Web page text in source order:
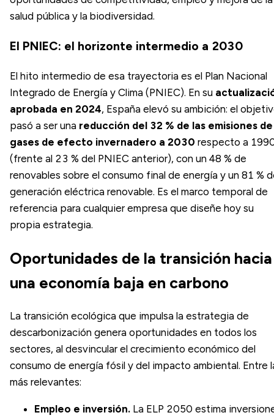
salud pública y la biodiversidad.
El PNIEC: el horizonte intermedio a 2030
El hito intermedio de esa trayectoria es el Plan Nacional
Integrado de Energía y Clima (PNIEC). En su
aprobada en 2024, España elevó su ambición: el
pasó a ser una reducción del 32 % de las emisiones de
gases de efecto invernadero a 2030 respecto a
(frente al 23 % del PNIEC anterior), con un 48 % de
renovables sobre el consumo final de energía y un 81 %
generación eléctrica renovable. Es el marco temporal de
referencia para cualquier empresa que diseñe hoy su
propia estrategia.
Oportunidades de la transición hacia
una economía baja en carbono
La transición ecológica que impulsa la estrategia de
descarbonización genera oportunidades en todos los
sectores, al desvincular el crecimiento económico del
consumo de energía fósil y del impacto ambiental. Entre
más relevantes:
Empleo e inversión. La ELP 2050 estima